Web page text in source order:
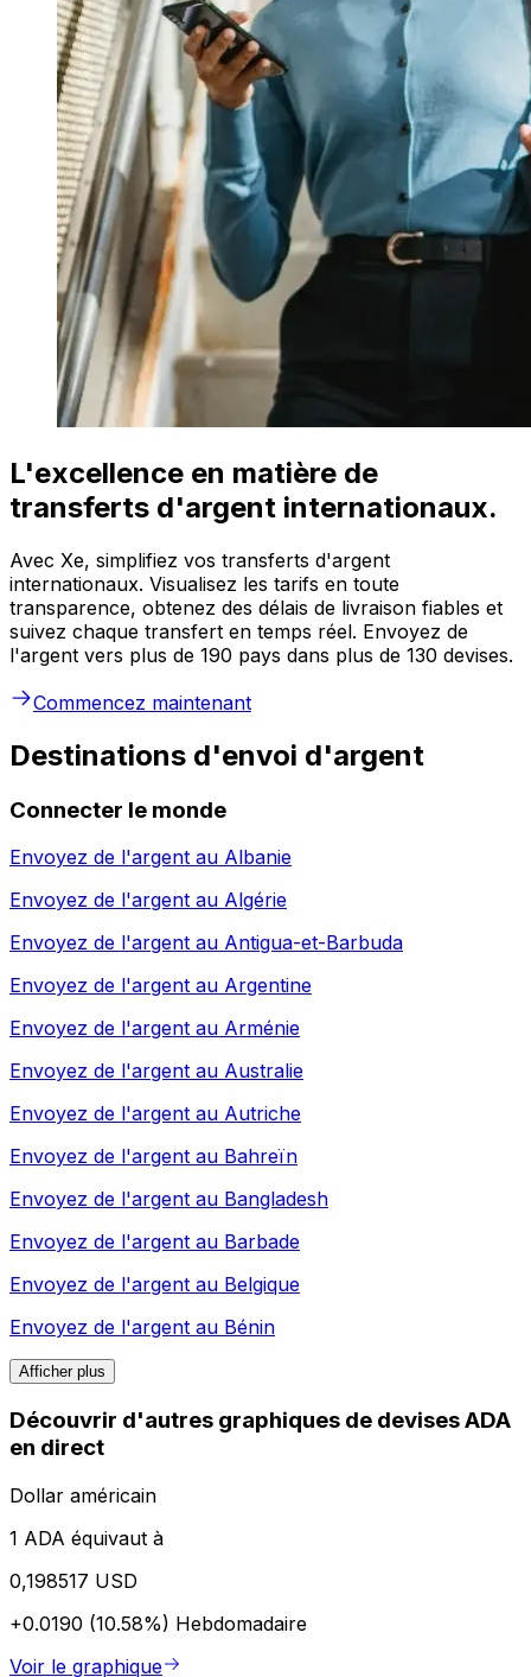
L'excellence en matière de
transferts d'argent internationaux.
Avec Xe, simplifiez vos transferts d'argent
internationaux. Visualisez les tarifs en toute
transparence, obtenez des délais de livraison fiables et
suivez chaque transfert en temps réel. Envoyez de
l'argent vers plus de 190 pays dans plus de 130 devises.
Commencez maintenant
Destinations d'envoi d'argent
Connecter le monde
Envoyez de l'argent au Albanie
Envoyez de l'argent au Algérie
Envoyez de l'argent au Antigua-et-Barbuda
Envoyez de l'argent au Argentine
Envoyez de l'argent au Arménie
Envoyez de l'argent au Australie
Envoyez de l'argent au Autriche
Envoyez de l'argent au Bahreïn
Envoyez de l'argent au Bangladesh
Envoyez de l'argent au Barbade
Envoyez de l'argent au Belgique
Envoyez de l'argent au Bénin
Afficher plus
Découvrir d'autres graphiques de devises ADA
en direct
Dollar américain
1 ADA équivaut à
0,198517 USD
+0.0190 (10.58%) Hebdomadaire
Voir le graphique